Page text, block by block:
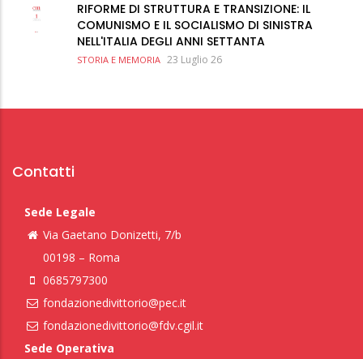
RIFORME DI STRUTTURA E TRANSIZIONE: IL
COMUNISMO E IL SOCIALISMO DI SINISTRA
NELL'ITALIA DEGLI ANNI SETTANTA
STORIA E MEMORIA 23 Luglio 26
Contatti
Sede Legale
Via Gaetano Donizetti, 7/b
00198 – Roma
0685797300
fondazionedivittorio@pec.it
fondazionedivittorio@fdv.cgil.it
Sede Operativa